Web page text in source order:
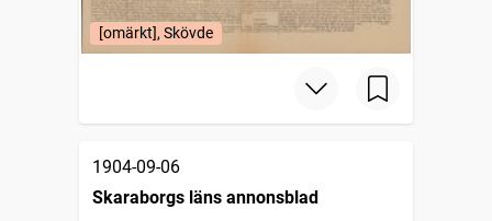
[omärkt], Skövde
1904-09-06
Skaraborgs läns annonsblad